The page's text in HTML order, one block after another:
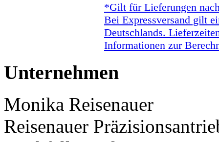
*Gilt für Lieferungen
Bei Expressversand gilt
Deutschlands.
Informationen zur
Unternehmen
Monika Reisenauer
Reisenauer